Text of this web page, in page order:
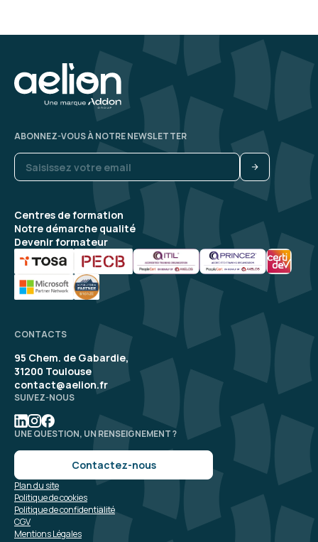
Thierry A.
bonne expérience mais il manque un parking à
vélos
Formation : Power BI, expertise
Sylvia R. Le 16/06/2026
Interface très facile et agréable
Format très intéressant, correspond à mes
attentes
Formation : QlikSense - Designer
Yvan R. Le 16/06/2026
Formateur très bon pédagogue, à l'écoute et
Centres de formation
Notre démarche qualité
Devenir formateur
ABONNEZ-VOUS À NOTRE NEWSLETTER
CONTACTS
95 Chem. de Gabardie,
31200 Toulouse
contact@aelion.fr
SUIVEZ-NOUS
UNE QUESTION, UN RENSEIGNEMENT ?
Contactez-nous
Mentions Légales
CGV
Politique de confidentialité
Politique de cookies
Plan du site